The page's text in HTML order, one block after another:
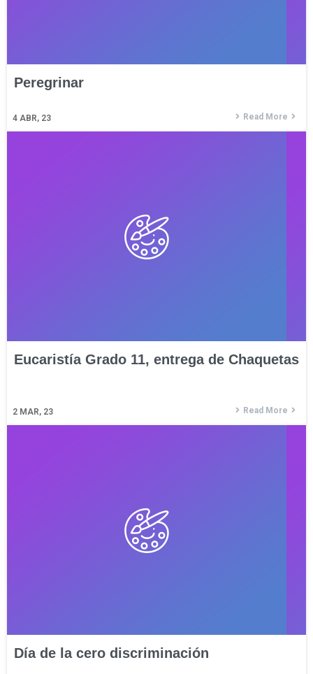
Peregrinar
4 ABR, 23 Read More
Eucaristía Grado 11, entrega de Chaquetas
2 MAR, 23 Read More
Día de la cero discriminación